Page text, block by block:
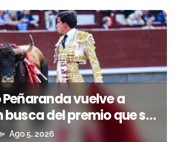
vuelve a
busca del premio que se
junio
Ago 5, 2026